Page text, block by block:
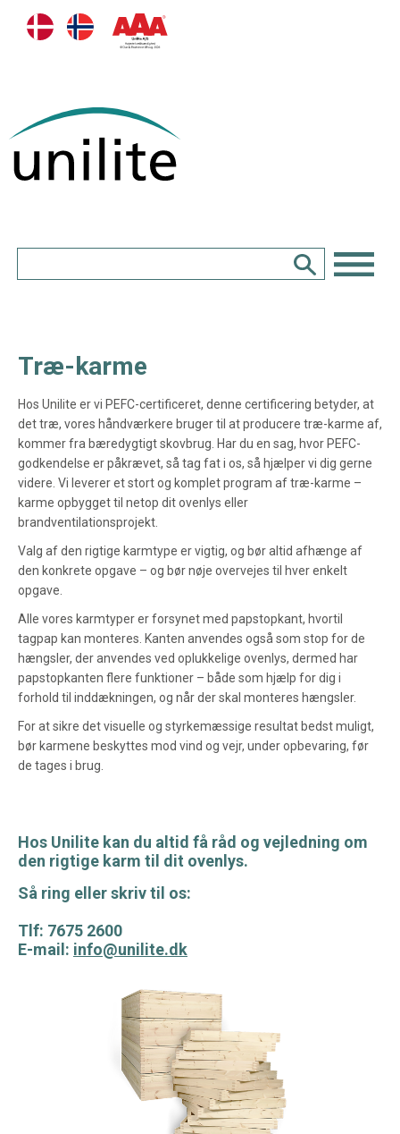
Træ-karme
Hos Unilite er vi PEFC-certificeret, denne certificering betyder, at
det træ, vores håndværkere bruger til at producere træ-karme af,
kommer fra bæredygtigt skovbrug. Har du en sag, hvor PEFC-
godkendelse er påkrævet, så tag fat i os, så hjælper vi dig gerne
videre. Vi leverer et stort og komplet program af træ-karme –
karme opbygget til netop dit ovenlys eller
brandventilationsprojekt.
Valg af den rigtige karmtype er vigtig, og bør altid afhænge af
den konkrete opgave – og bør nøje overvejes til hver enkelt
opgave.
Alle vores karmtyper er forsynet med papstopkant, hvortil
tagpap kan monteres. Kanten anvendes også som stop for de
hængsler, der anvendes ved oplukkelige ovenlys, dermed har
papstopkanten flere funktioner – både som hjælp for dig i
forhold til inddækningen, og når der skal monteres hængsler.
For at sikre det visuelle og styrkemæssige resultat bedst muligt,
bør karmene beskyttes mod vind og vejr, under opbevaring, før
de tages i brug.
Hos Unilite kan du altid få råd og vejledning om
den rigtige karm til dit ovenlys.
Så ring eller skriv til os:
Tlf: 7675 2600
E-mail: info@unilite.dk